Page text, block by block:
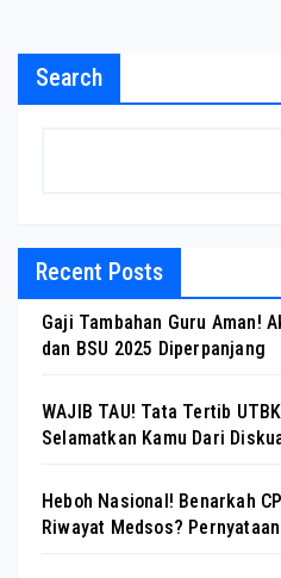
Search
Recent Posts
Gaji Tambahan Guru Aman!
dan BSU 2025 Diperpanjang
WAJIB TAU! Tata Tertib
Selamatkan Kamu Dari
Heboh Nasional! Benarkah
Riwayat Medsos?